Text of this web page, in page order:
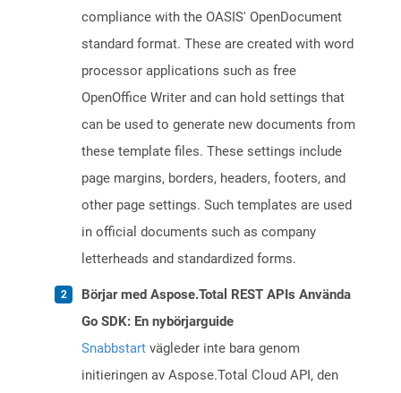
compliance with the OASIS' OpenDocument
standard format. These are created with word
processor applications such as free
OpenOffice Writer and can hold settings that
can be used to generate new documents from
these template files. These settings include
page margins, borders, headers, footers, and
other page settings. Such templates are used
in official documents such as company
letterheads and standardized forms.
Börjar med Aspose.Total REST APIs Använda
Go SDK: En nybörjarguide
Snabbstart vägleder inte bara genom
initieringen av Aspose.Total Cloud API, den